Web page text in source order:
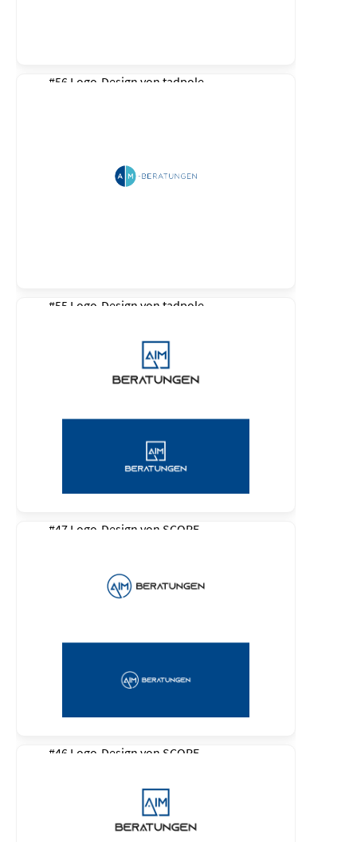
#56 Logo-Design von tadpole
#55 Logo-Design von tadpole
#47 Logo-Design von SCOPE
#46 Logo-Design von SCOPE